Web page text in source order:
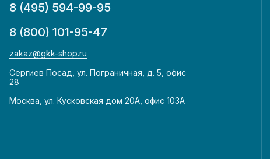
8 (495) 594-99-95
8 (800) 101-95-47
zakaz@gkk-shop.ru
Сергиев Посад, ул. Пограничная, д. 5, офис
28
Москва, ул. Кусковская дом 20А, офис 103А